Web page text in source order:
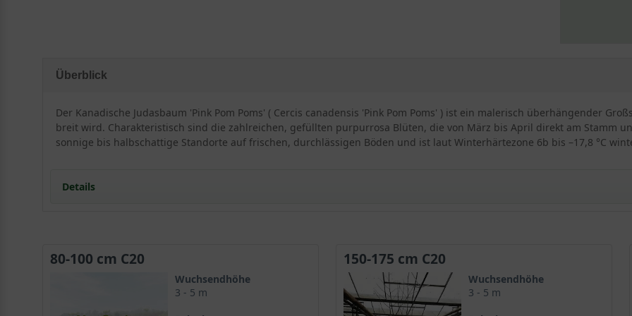
Überblick
Der Kanadische Judasbaum 'Pink Pom Poms' ( Cercis canadensis 'Pink Pom Poms' ) ist ein malerisch überhängender
breit wird. Charakteristisch sind die zahlreichen, gefüllten purpurrosa Blüten, die von März bis April direkt am Stamm
sonnige bis halbschattige Standorte auf frischen, durchlässigen Böden und ist laut Winterhärtezone 6b bis –17,8 °C
Details
Die aus den USA stammende Selektion Cercis canadensis ’Pink Pom Poms‘ wurde durch die NC State University aus
“ gezüchtet. Sie ist bisher in Europa wenig bekannt und erfreut mit einer ungewöhnlichen Blütenform, die
abhebt. Im Gegensatz zu der ansonsten typischen
80-100 cm C20
Wuchsendhöhe
3 - 5 m
150-175 cm C20
Wuchsendhöhe
3 - 5 m